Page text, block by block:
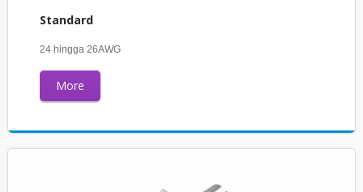
Standard
24 hingga 26AWG
More